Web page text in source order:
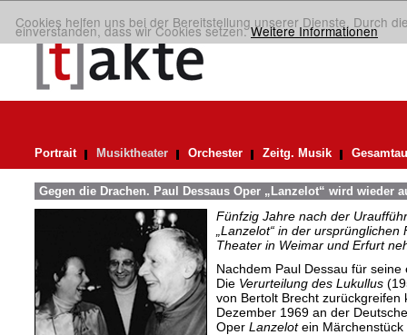
Cookies helfen uns bei der Bereitstellung unserer Dienste. Durch
einverstanden, dass wir Cookies setzen.Weitere Informationen
Portrait Musiktheater Orchester Zeitg. Musik
Gegen die Drachen. Paul Dessaus Oper „Lanzelot“ wird wieder
Fünfzig Jahre nach der
„Lanzelot“ in der
Theater in Weimar und Erfurt
Nachdem Paul Dessau für
Die Verurteilung des Lukullus
von Bertolt Brecht
Dezember 1969 an der
Oper Lanzelotein Märchenstück